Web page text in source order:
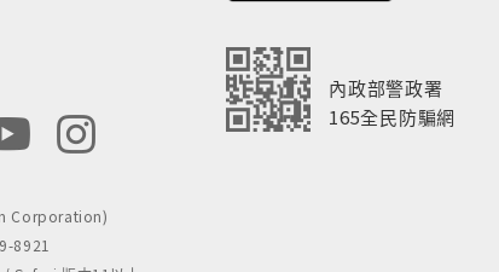
內政部警政署
165全民防騙網
Corporation)
8921